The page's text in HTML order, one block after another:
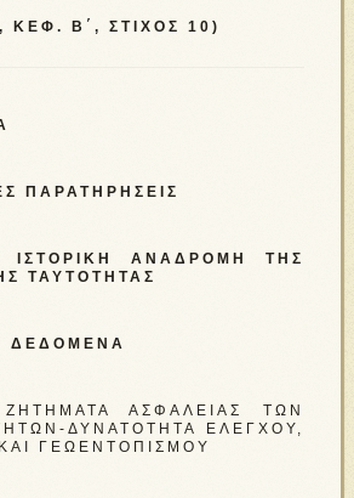
Β΄, ΣΤΊΧΟΣ 10)
ΠΑΡΑΤΗΡΉΣΕΙΣ
ΙΣΤΟΡΙΚΉ ΑΝΑΔΡΟΜΉ ΤΗΣ
ΤΑΥΤΌΤΗΤΑΣ
ΔΕΔΟΜΈΝΑ
ΑΣΦΑΛΕΊΑΣ ΤΩΝ
ΔΥΝΑΤΌΤΗΤΑ ΕΛΈΓΧΟΥ,
ΓΕΩΕΝΤΟΠΙΣΜΟΎ